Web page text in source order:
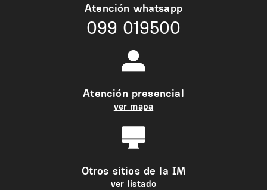
Atención whatsapp
099 019500
Atención presencial
ver mapa
Otros sitios de la IM
ver listado